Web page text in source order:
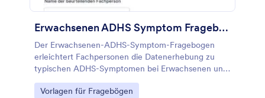
Erwachsenen ADHS Symptom Fragebogen
Der Erwachsenen-ADHS-Symptom-Fragebogen
erleichtert Fachpersonen die Datenerhebung zu
typischen ADHS-Symptomen bei Erwachsenen und
unterstützt eine nachvollziehbare Dokumentation
für Praxis, Beratung und Coaching.
Go to Category:
Vorlagen für Fragebögen